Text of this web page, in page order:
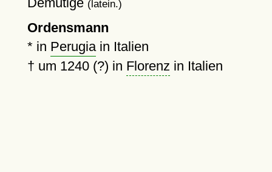
(latein.)
Ordensmann
* in Perugiain Italien
† um 1240 (?) in Florenz in Italien